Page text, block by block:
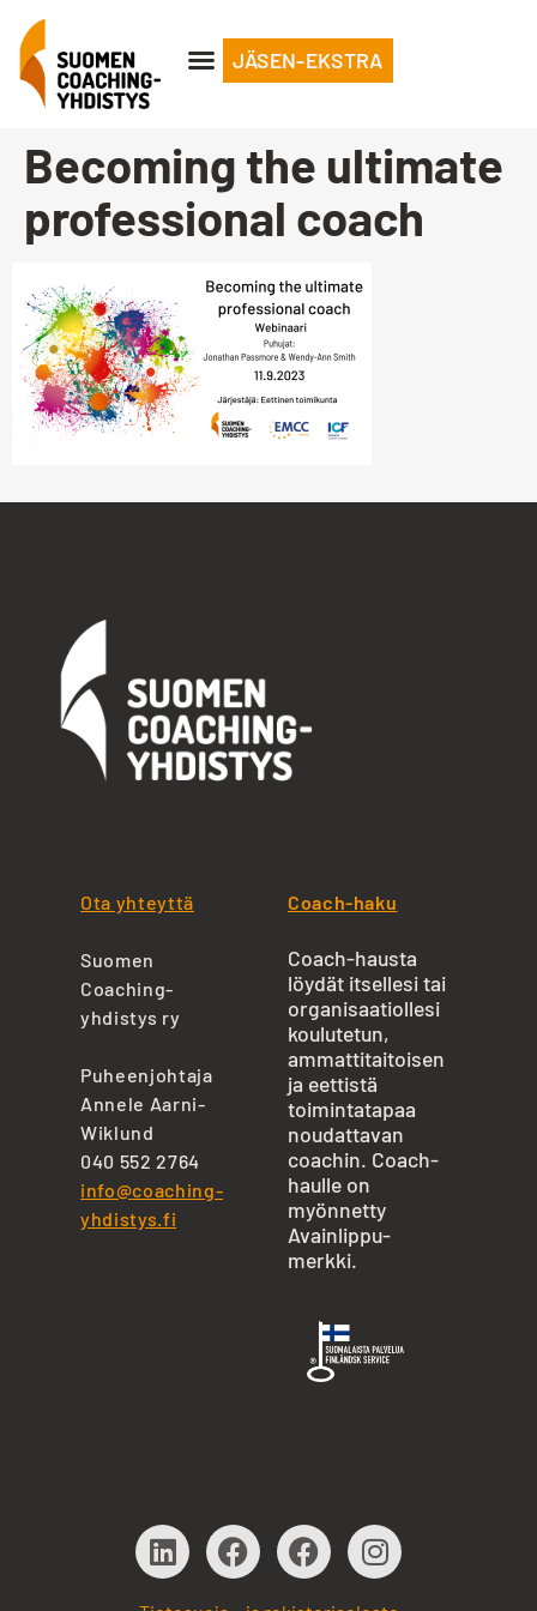
JÄSEN-EKSTRA
Becoming the ultimate
professional coach
Ota yhteyttä
Suomen
Coaching-
yhdistys ry
Puheenjohtaja
Annele Aarni-
Wiklund
040 552 2764
info@coaching-
yhdistys.fi
Coach-haku
Coach-hausta
löydät itsellesi tai
organisaatiollesi
koulutetun,
ammattitaitoisen
ja eettistä
toimintatapaa
noudattavan
coachin. Coach-
haulle on
myönnetty
Avainlippu-
merkki.